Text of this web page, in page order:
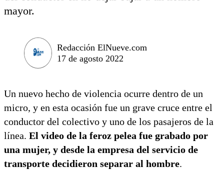
mayor.
Redacción ElNueve.com
17 de agosto 2022
Un nuevo hecho de violencia ocurre dentro de un
micro, y en esta ocasión fue un grave cruce entre el
conductor del colectivo y uno de los pasajeros de la
línea. El video de la feroz pelea fue grabado por
una mujer, y desde la empresa del servicio de
transporte decidieron separar al hombre.